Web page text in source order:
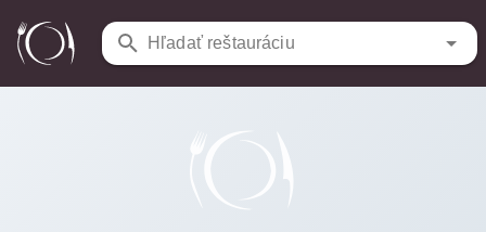
Hľadať reštauráciu
Reštaurácie / Koliba Pod Orechom